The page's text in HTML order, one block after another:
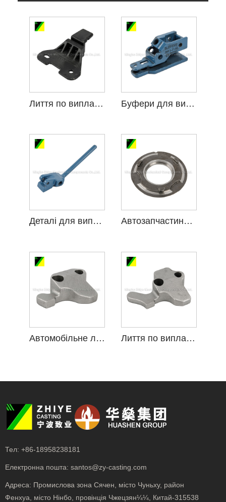
Лиття по виплавлюваним моделям для стелі з кремнезему з легованої сталі Буфери для виплавленого лиття з легованої сталі, кремнезему
Деталі для виплавленого лиття з кремнезему з легованої сталі Автозапчастини для лиття за моделлю спеціальної легованої сталі
Автомобільне лиття з легованої сталі, кремнезему Лиття по виплавлюваним моделям з легованої сталі, кремнезему
Тел: +86-18958238181
Електронна пошта: santos@zy-casting.com
Адреса: Промислова зона Сячен, місто Чуньху, район
Фенхуа, місто Нінбо, провінція Чжецзян¼¼, Китай-315538